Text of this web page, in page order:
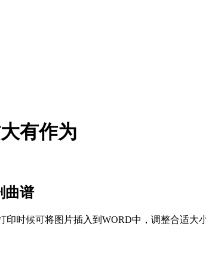
有作为
曲谱
印时候可将图片插入到WORD中，调整合适大